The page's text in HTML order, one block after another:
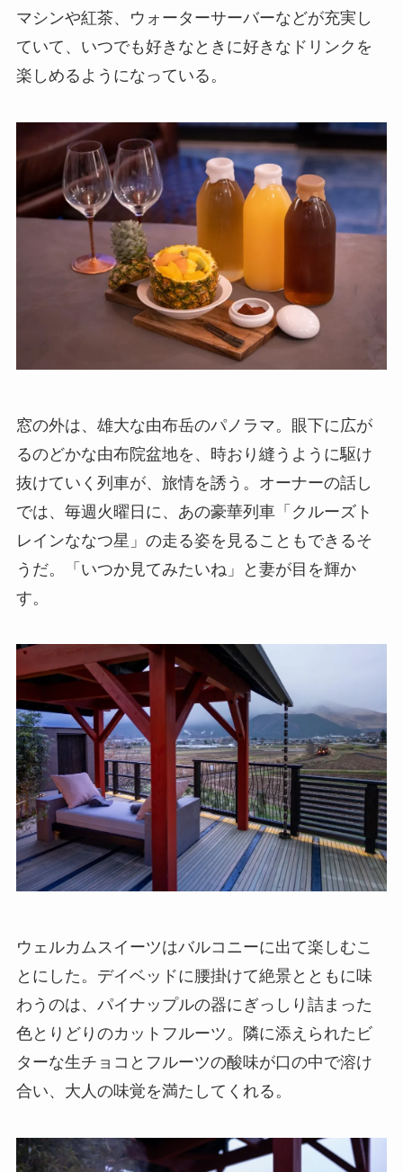
マシンや紅茶、ウォーターサーバーなどが充実し
ていて、いつでも好きなときに好きなドリンクを
楽しめるようになっている。
窓の外は、雄大な由布岳のパノラマ。眼下に広が
るのどかな由布院盆地を、時おり縫うように駆け
抜けていく列車が、旅情を誘う。オーナーの話し
では、毎週火曜日に、あの豪華列車「クルーズト
レインななつ星」の走る姿を見ることもできるそ
うだ。「いつか見てみたいね」と妻が目を輝か
す。
ウェルカムスイーツはバルコニーに出て楽しむこ
とにした。デイベッドに腰掛けて絶景とともに味
わうのは、パイナップルの器にぎっしり詰まった
色とりどりのカットフルーツ。隣に添えられたビ
ターな生チョコとフルーツの酸味が口の中で溶け
合い、大人の味覚を満たしてくれる。